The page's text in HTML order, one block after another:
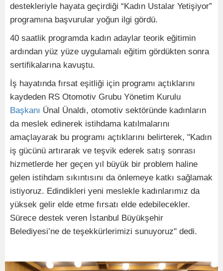
destekleriyle hayata geçirdiği “Kadın Ustalar Yetişiyor”
programına başvurular yoğun ilgi gördü.
40 saatlik programda kadın adaylar teorik eğitimin
ardından yüz yüze uygulamalı eğitim gördükten sonra
sertifikalarına kavuştu.
İş hayatında fırsat eşitliği için programı açtıklarını
kaydeden RS Otomotiv Grubu Yönetim Kurulu
Başkanı Ünal Ünaldı, otomotiv sektöründe kadınların
da meslek edinerek istihdama katılmalarını
amaçlayarak bu programı açtıklarını belirterek, "Kadın
iş gücünü artırarak ve teşvik ederek satış sonrası
hizmetlerde her geçen yıl büyük bir problem haline
gelen istihdam sıkıntısını da önlemeye katkı sağlamak
istiyoruz. Edindikleri yeni meslekle kadınlarımız da
yüksek gelir elde etme fırsatı elde edebilecekler.
Sürece destek veren İstanbul Büyükşehir
Belediyesi’ne de teşekkürlerimizi sunuyoruz" dedi.